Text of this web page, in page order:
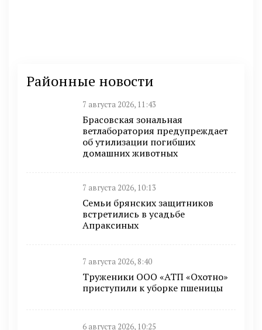
Районные новости
7 августа 2026, 11:43
Брасовская зональная
ветлаборатория предупреждает
об утилизации погибших
домашних животных
7 августа 2026, 10:13
Семьи брянских защитников
встретились в усадьбе
Апраксиных
7 августа 2026, 8:40
Труженики ООО «АТП «Охотно»
приступили к уборке пшеницы
6 августа 2026, 10:25